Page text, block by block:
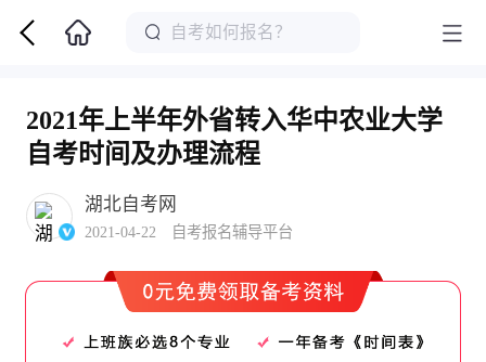
2021年上半年外省转入华中农业大学
自考时间及办理流程
湖北自考网
2021-04-22 自考报名辅导平台